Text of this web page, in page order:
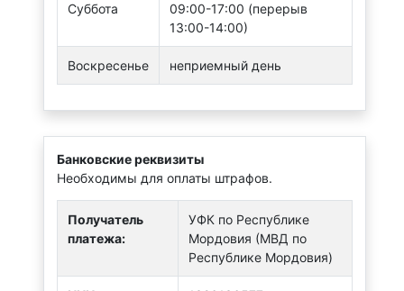
Суббота
09:00-17:00 (перерыв
13:00-14:00)
Воскресенье неприемный день
Банковские реквизиты
Необходимы для оплаты штрафов.
Получатель
платежа:
УФК по Республике
Мордовия (МВД по
Республике Мордовия)